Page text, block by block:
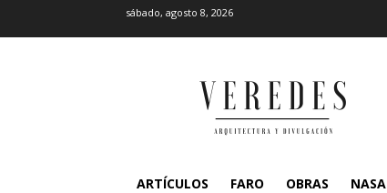
sábado, agosto 8, 2026
ARTÍCULOS FARO OBRAS NASA